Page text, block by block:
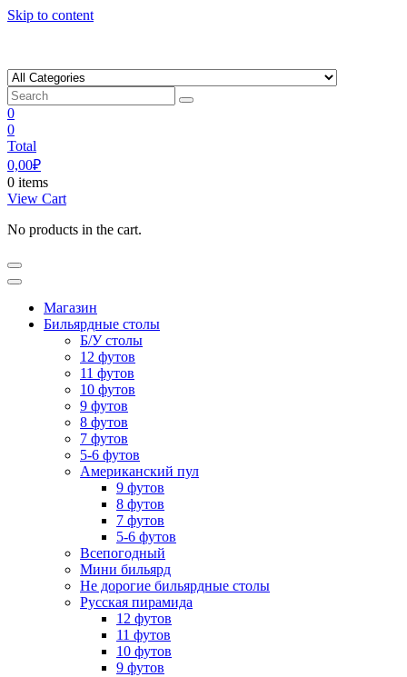
Skip to content
0
0
Total
0,00₽
0 items
View Cart
No products in the cart.
Магазин
Бильярдные столы
Б/У столы
12 футов
11 футов
10 футов
9 футов
8 футов
7 футов
5-6 футов
Американский пул
9 футов
8 футов
7 футов
5-6 футов
Всепогодный
Мини бильярд
Не дорогие бильярдные столы
Русская пирамида
12 футов
11 футов
10 футов
9 футов